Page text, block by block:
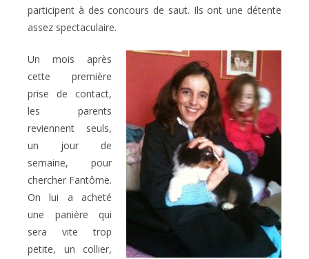
participent à des concours de saut. Ils ont une détente
assez spectaculaire.
Un mois après
cette première
prise de contact,
les parents
reviennent seuls,
un jour de
semaine, pour
chercher Fantôme.
On lui a acheté
une panière qui
sera vite trop
petite, un collier,